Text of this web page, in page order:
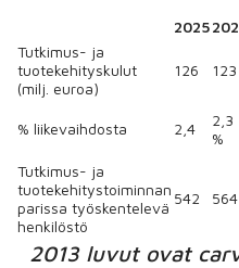
2025
Tutkimus- ja
tuotekehityskulut
(milj. euroa)
126 123
% liikevaihdosta 2,4
2,3
%
Tutkimus- ja
tuotekehitystoiminnan
parissa työskentelevä
henkilöstö
542 564
2013 luvut ovat